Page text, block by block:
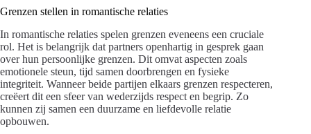
Grenzen stellen in romantische relaties
In romantische relaties spelen grenzen eveneens een cruciale
rol. Het is belangrijk dat partners openhartig in gesprek gaan
over hun persoonlijke grenzen. Dit omvat aspecten zoals
emotionele steun, tijd samen doorbrengen en fysieke
integriteit. Wanneer beide partijen elkaars grenzen respecteren,
creëert dit een sfeer van wederzijds respect en begrip. Zo
kunnen zij samen een duurzame en liefdevolle relatie
opbouwen.